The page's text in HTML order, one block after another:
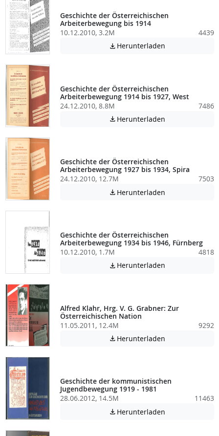
Geschichte der Österreichischen
Arbeiterbewegung bis 1914
10.12.2010, 3.2M
4439
 Herunterladen
Geschichte der Österreichischen
Arbeiterbewegung 1914 bis 1927, West
24.12.2010, 8.8M
7486
 Herunterladen
Geschichte der Österreichischen
Arbeiterbewegung 1927 bis 1934, Spira
24.12.2010, 12.7M
7503
 Herunterladen
Geschichte der Österreichischen
Arbeiterbewegung 1934 bis 1946, Fürnberg
10.12.2010, 1.7M
4818
 Herunterladen
Alfred Klahr, Hrg. V. G. Grabner: Zur
Österreichischen Nation
11.05.2011, 12.4M
9292
 Herunterladen
Geschichte der kommunistischen
Jugendbewegung 1919 - 1981
28.06.2012, 14.5M
11463
 Herunterladen